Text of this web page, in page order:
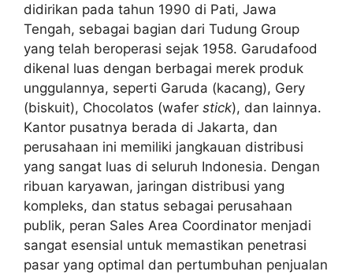
didirikan pada tahun 1990 di Pati, Jawa
Tengah, sebagai bagian dari Tudung Group
yang telah beroperasi sejak 1958. Garudafood
dikenal luas dengan berbagai merek produk
unggulannya, seperti Garuda (kacang), Gery
(biskuit), Chocolatos (wafer stick), dan lainnya.
Kantor pusatnya berada di Jakarta, dan
perusahaan ini memiliki jangkauan distribusi
yang sangat luas di seluruh Indonesia. Dengan
ribuan karyawan, jaringan distribusi yang
kompleks, dan status sebagai perusahaan
publik, peran Sales Area Coordinator menjadi
sangat esensial untuk memastikan penetrasi
pasar yang optimal dan pertumbuhan penjualan